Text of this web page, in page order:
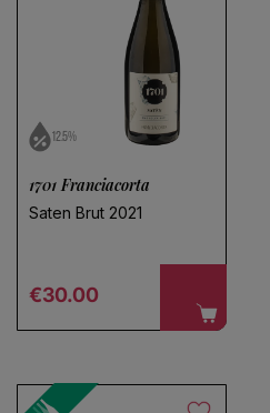
12.5%
1701 Franciacorta
Saten Brut 2021
Regular price
€30.00